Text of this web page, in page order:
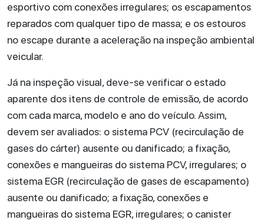
esportivo com conexões irregulares; os escapamentos
reparados com qualquer tipo de massa; e os estouros
no escape durante a aceleração na inspeção ambiental
veicular.
Já na inspeção visual, deve-se verificar o estado
aparente dos itens de controle de emissão, de acordo
com cada marca, modelo e ano do veículo. Assim,
devem ser avaliados: o sistema PCV (recirculação de
gases do cárter) ausente ou danificado; a fixação,
conexões e mangueiras do sistema PCV, irregulares; o
sistema EGR (recirculação de gases de escapamento)
ausente ou danificado; a fixação, conexões e
mangueiras do sistema EGR, irregulares; o canister